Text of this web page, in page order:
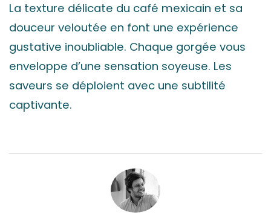
La texture délicate du café mexicain et sa
douceur veloutée en font une expérience
gustative inoubliable. Chaque gorgée vous
enveloppe d’une sensation soyeuse. Les
saveurs se déploient avec une subtilité
captivante.